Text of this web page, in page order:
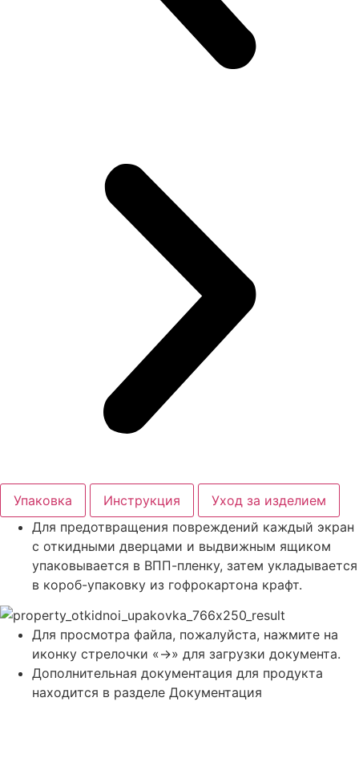
Упаковка Инструкция
Уход за изделием
Для предотвращения повреждений каждый экран
с откидными дверцами и выдвижным ящиком
упаковывается в ВПП-пленку, затем укладывается
в короб-упаковку из гофрокартона крафт.
Для просмотра файла, пожалуйста, нажмите на
иконку стрелочки «->» для загрузки документа.
Дополнительная документация для продукта
находится в разделе Документация